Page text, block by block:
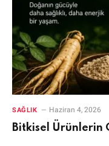
SAĞLIK Haziran 4, 2026
Bitkisel Ürünlerin